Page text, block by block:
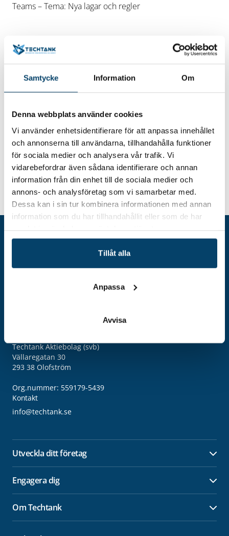
Samtycke Information Om
Denna webbplats använder cookies
Vi använder enhetsidentifierare för att anpassa innehållet
och annonserna till användarna, tillhandahålla funktioner
för sociala medier och analysera vår trafik. Vi
vidarebefordrar även sådana identifierare och annan
information från din enhet till de sociala medier och
annons- och analysföretag som vi samarbetar med.
Dessa kan i sin tur kombinera informationen med annan
information som du har tillhandahållit eller som de har
Tillåt alla
Anpassa
Avvisa
Teams – Tema: Nya lagar och regler
2024-03-06
6 mars 2024 kl. 10.30-11.30
Digitalt
Hem Event Nätverksträff: Lönespecialister
Techtank Aktiebolag (svb)
Vällaregatan 30
293 38 Olofström
Org.nummer: 559179-5439
Kontakt
info@techtank.se
Utveckla ditt företag
Engagera dig
Om Techtank